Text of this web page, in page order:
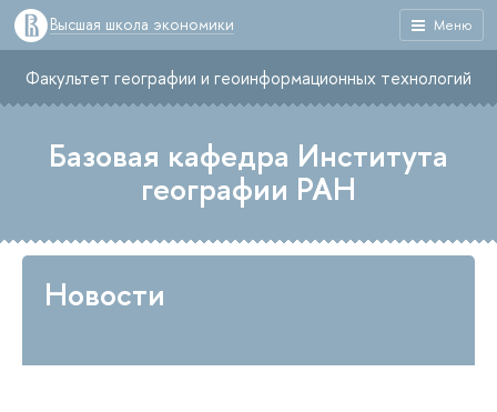
Меню
Высшая школа экономики
Факультет географии и геоинформационных технологий
Базовая кафедра Института
географии РАН
Новости